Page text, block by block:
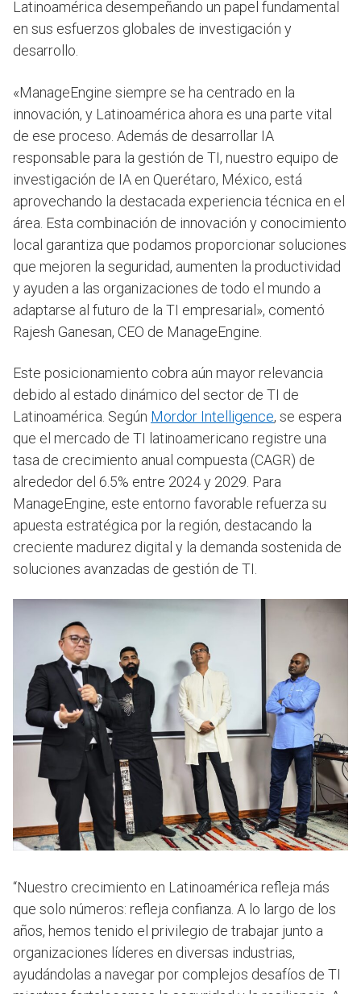
Latinoamérica desempeñando un papel fundamental
en sus esfuerzos globales de investigación y
desarrollo.
«ManageEngine siempre se ha centrado en la
innovación, y Latinoamérica ahora es una parte vital
de ese proceso. Además de desarrollar IA
responsable para la gestión de TI, nuestro equipo de
investigación de IA en Querétaro, México, está
aprovechando la destacada experiencia técnica en el
área. Esta combinación de innovación y conocimiento
local garantiza que podamos proporcionar soluciones
que mejoren la seguridad, aumenten la productividad
y ayuden a las organizaciones de todo el mundo a
adaptarse al futuro de la TI empresarial», comentó
Rajesh Ganesan, CEO de ManageEngine.
Este posicionamiento cobra aún mayor relevancia
debido al estado dinámico del sector de TI de
Latinoamérica. Según Mordor Intelligence, se espera
que el mercado de TI latinoamericano registre una
tasa de crecimiento anual compuesta (CAGR) de
alrededor del 6.5% entre 2024 y 2029. Para
ManageEngine, este entorno favorable refuerza su
apuesta estratégica por la región, destacando la
creciente madurez digital y la demanda sostenida de
soluciones avanzadas de gestión de TI.
“Nuestro crecimiento en Latinoamérica refleja más
que solo números: refleja confianza. A lo largo de los
años, hemos tenido el privilegio de trabajar junto a
organizaciones líderes en diversas industrias,
ayudándolas a navegar por complejos desafíos de TI